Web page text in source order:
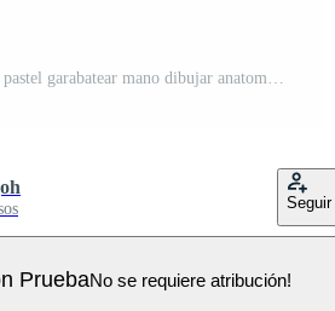
linda dibujos animados pastel garabatear mano dibujar anatomía corazón PNG Pro
Seguir
PruebaNo se requiere atribución!